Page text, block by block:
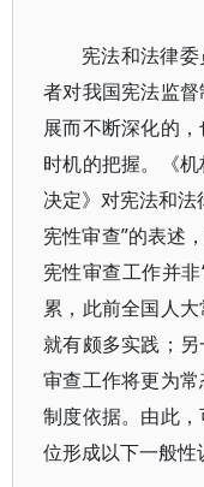
宪法和法律
者对我国宪法监
展而不断深化的
时机的把握。《
决定》对宪法和法
宪性审查”的表述
宪性审查工作并
累，此前全国人
就有颇多实践；
审查工作将更为
制度依据。由此
位形成以下一般性